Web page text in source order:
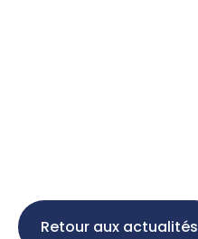
Retour aux actualités